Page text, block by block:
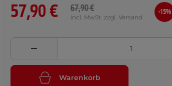
57,90 € 67,90 €
incl. MwSt. zzgl. Versand
-15%
Warenkorb